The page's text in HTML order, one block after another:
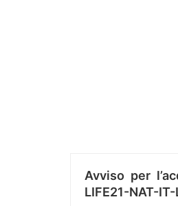
Avviso per
LIFE21-NAT-IT-